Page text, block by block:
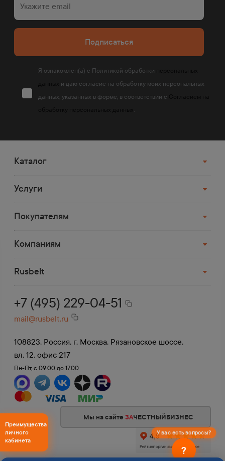
Подписаться
Я ознакомлен(а) с Политикой обработки
и даю согласие на обработку моих персональных
данных, указанных в форме, в соответствии с
.
Каталог
Услуги
Покупателям
Компаниям
Rusbelt
+7 (495) 229-04-51
mail@rusbelt.ru
108823, Россия, г. Москва, Рязановское шоссе,
вл. 12, офис 217
Пн-Пт, с 09.00 до 17.00
Мы на сайте ЗАЧЕСТНЫЙБИЗНЕС
Преимущества
личного
кабинета
У вас есть вопросы?
?